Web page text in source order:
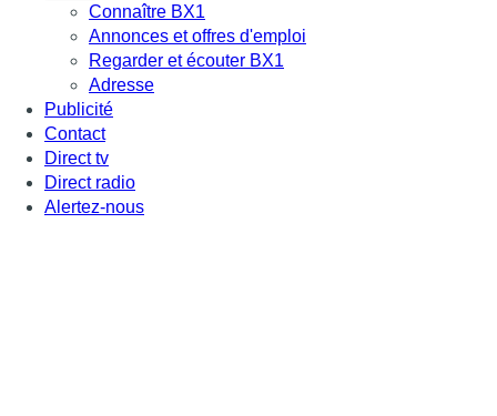
Connaître BX1
Annonces et offres d'emploi
Regarder et écouter BX1
Adresse
Publicité
Contact
Direct tv
Direct radio
Alertez-nous